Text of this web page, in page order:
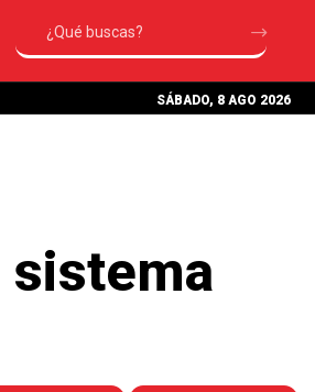
SÁBADO, 8 AGO 2026
sistema